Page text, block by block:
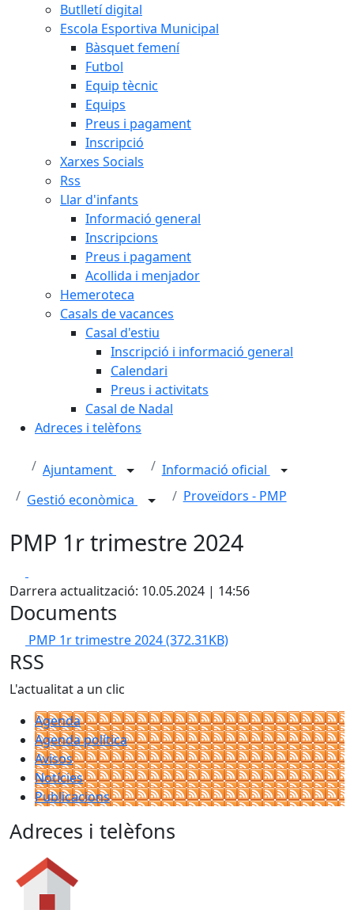
Butlletí digital
Escola Esportiva Municipal
Bàsquet femení
Futbol
Equip tècnic
Equips
Preus i pagament
Inscripció
Xarxes Socials
Rss
Llar d'infants
Informació general
Inscripcions
Preus i pagament
Acollida i menjador
Hemeroteca
Casals de vacances
Casal d'estiu
Inscripció i informació general
Calendari
Preus i activitats
Casal de Nadal
Adreces i telèfons
Ajuntament
Informació oficial
Gestió econòmica
Proveïdors - PMP
PMP 1r trimestre 2024
Darrera actualització: 10.05.2024 | 14:56
Documents
PMP 1r trimestre 2024(372.31KB)
RSS
L'actualitat a un clic
Agenda
Agenda política
Avisos
Notícies
Publicacions
Adreces i telèfons